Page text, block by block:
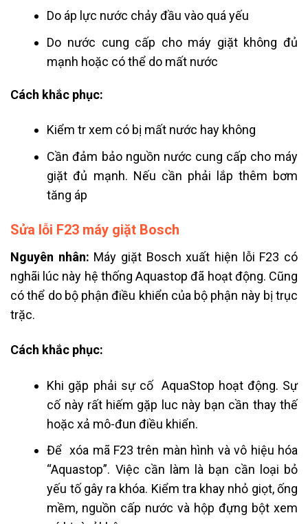
Do áp lực nước chảy đầu vào quá yếu
Do nước cung cấp cho máy giặt không đủ
mạnh hoặc có thể do mất nước
Cách khắc phục:
Kiểm tr xem có bị mất nước hay không
Cần đảm bảo nguồn nước cung cấp cho máy
giặt đủ mạnh. Nếu cần phải lắp thêm bơm
tăng áp
Sửa lỗi F23 máy giặt Bosch
Nguyên nhân: Máy giặt Bosch xuất hiện lỗi F23 có
nghãi lúc này hệ thống Aquastop đã hoạt động. Cũng
có thể do bộ phận điều khiển của bộ phận này bị trục
trặc.
Cách khắc phục:
Khi gặp phải sự cố AquaStop hoạt động. Sự
cố này rất hiếm gặp luc này bạn cần thay thế
hoặc xả mô-đun điều khiển.
Để xóa mã F23 trên màn hình và vô hiệu hóa
“Aquastop”. Việc cần làm là bạn cần loại bỏ
yếu tố gây ra khóa. Kiểm tra khay nhỏ giọt, ống
mềm, nguồn cấp nước và hộp đựng bột xem